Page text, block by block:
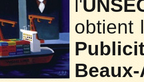
l'
obtient